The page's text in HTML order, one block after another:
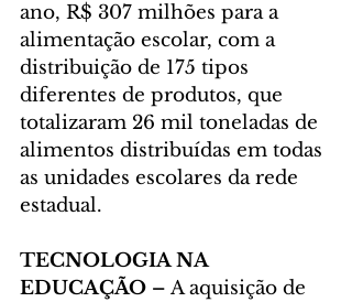
ano, R$ 307 milhões para a
alimentação escolar, com a
distribuição de 175 tipos
diferentes de produtos, que
totalizaram 26 mil toneladas de
alimentos distribuídas em todas
as unidades escolares da rede
estadual.
TECNOLOGIA NA
EDUCAÇÃO – A aquisição de